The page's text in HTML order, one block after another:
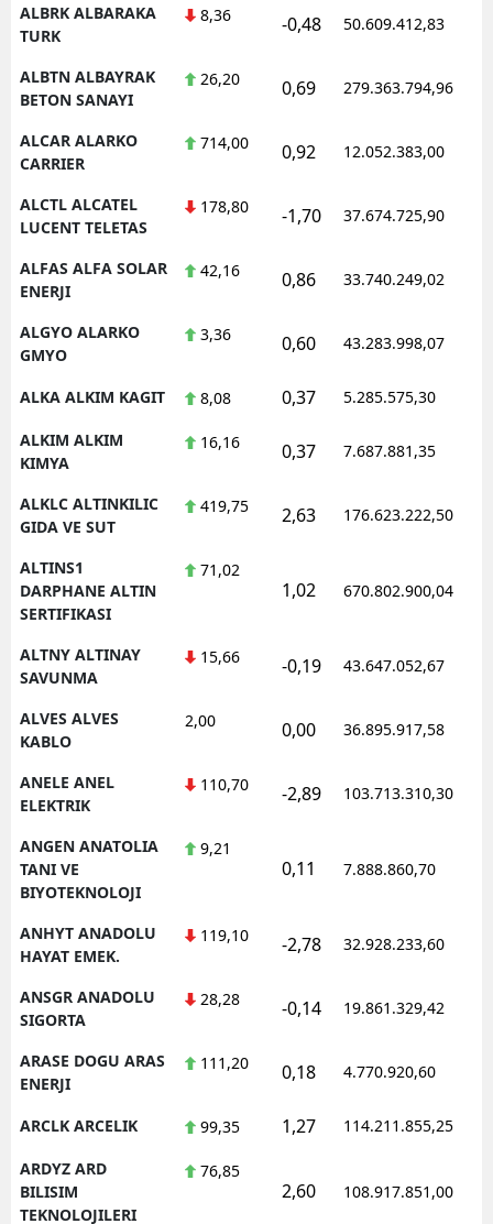
ALBRK ALBARAKA
TURK
8,36 -0,48 50.609.412,83
ALBTN ALBAYRAK
BETON SANAYI
26,20 0,69 279.363.794,96
ALCAR ALARKO
CARRIER
714,00 0,92 12.052.383,00
ALCTL ALCATEL
LUCENT TELETAS
178,80 -1,70 37.674.725,90
ALFAS ALFA SOLAR
ENERJI
42,16 0,86 33.740.249,02
ALGYO ALARKO
GMYO
3,36 0,60 43.283.998,07
ALKA ALKIM KAGIT 8,08 0,37 5.285.575,30
ALKIM ALKIM
KIMYA
16,16 0,37 7.687.881,35
ALKLC ALTINKILIC
GIDA VE SUT
419,75 2,63 176.623.222,50
ALTINS1
DARPHANE ALTIN
SERTIFIKASI
71,02
1,02 670.802.900,04
ALTNY ALTINAY
SAVUNMA
15,66 -0,19 43.647.052,67
ALVES ALVES
KABLO
2,00 0,00 36.895.917,58
ANELE ANEL
ELEKTRIK
110,70 -2,89 103.713.310,30
ANGEN ANATOLIA
TANI VE
BIYOTEKNOLOJI
9,21
0,11 7.888.860,70
ANHYT ANADOLU
HAYAT EMEK.
119,10 -2,78 32.928.233,60
ANSGR ANADOLU
SIGORTA
28,28 -0,14 19.861.329,42
ARASE DOGU ARAS
ENERJI
111,20 0,18 4.770.920,60
ARCLK ARCELIK 99,35 1,27 114.211.855,25
ARDYZ ARD
BILISIM
TEKNOLOJILERI
76,85
2,60 108.917.851,00